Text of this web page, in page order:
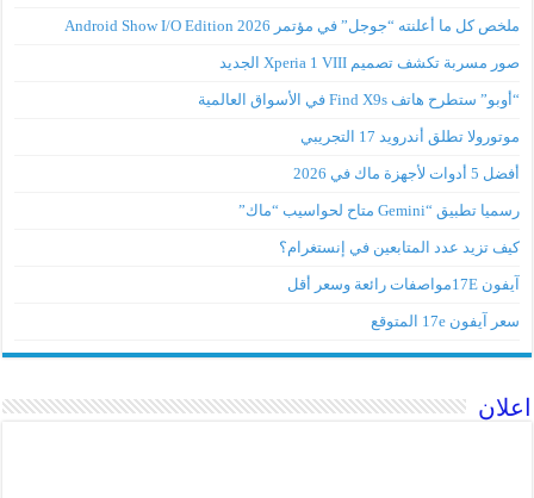
ملخص كل ما أعلنته “جوجل” في مؤتمر Android Show I/O Edition 2026
صور مسربة تكشف تصميم Xperia 1 VIII الجديد
“أوبو” ستطرح هاتف Find X9s في الأسواق العالمية
موتورولا تطلق أندرويد 17 التجريبي
أفضل 5 أدوات لأجهزة ماك في 2026
رسميا تطبيق “Gemini متاح لحواسيب “ماك”
كيف تزيد عدد المتابعين في إنستغرام؟
آيفون 17Eمواصفات رائعة وسعر أقل
سعر آيفون 17e المتوقع
اعلان